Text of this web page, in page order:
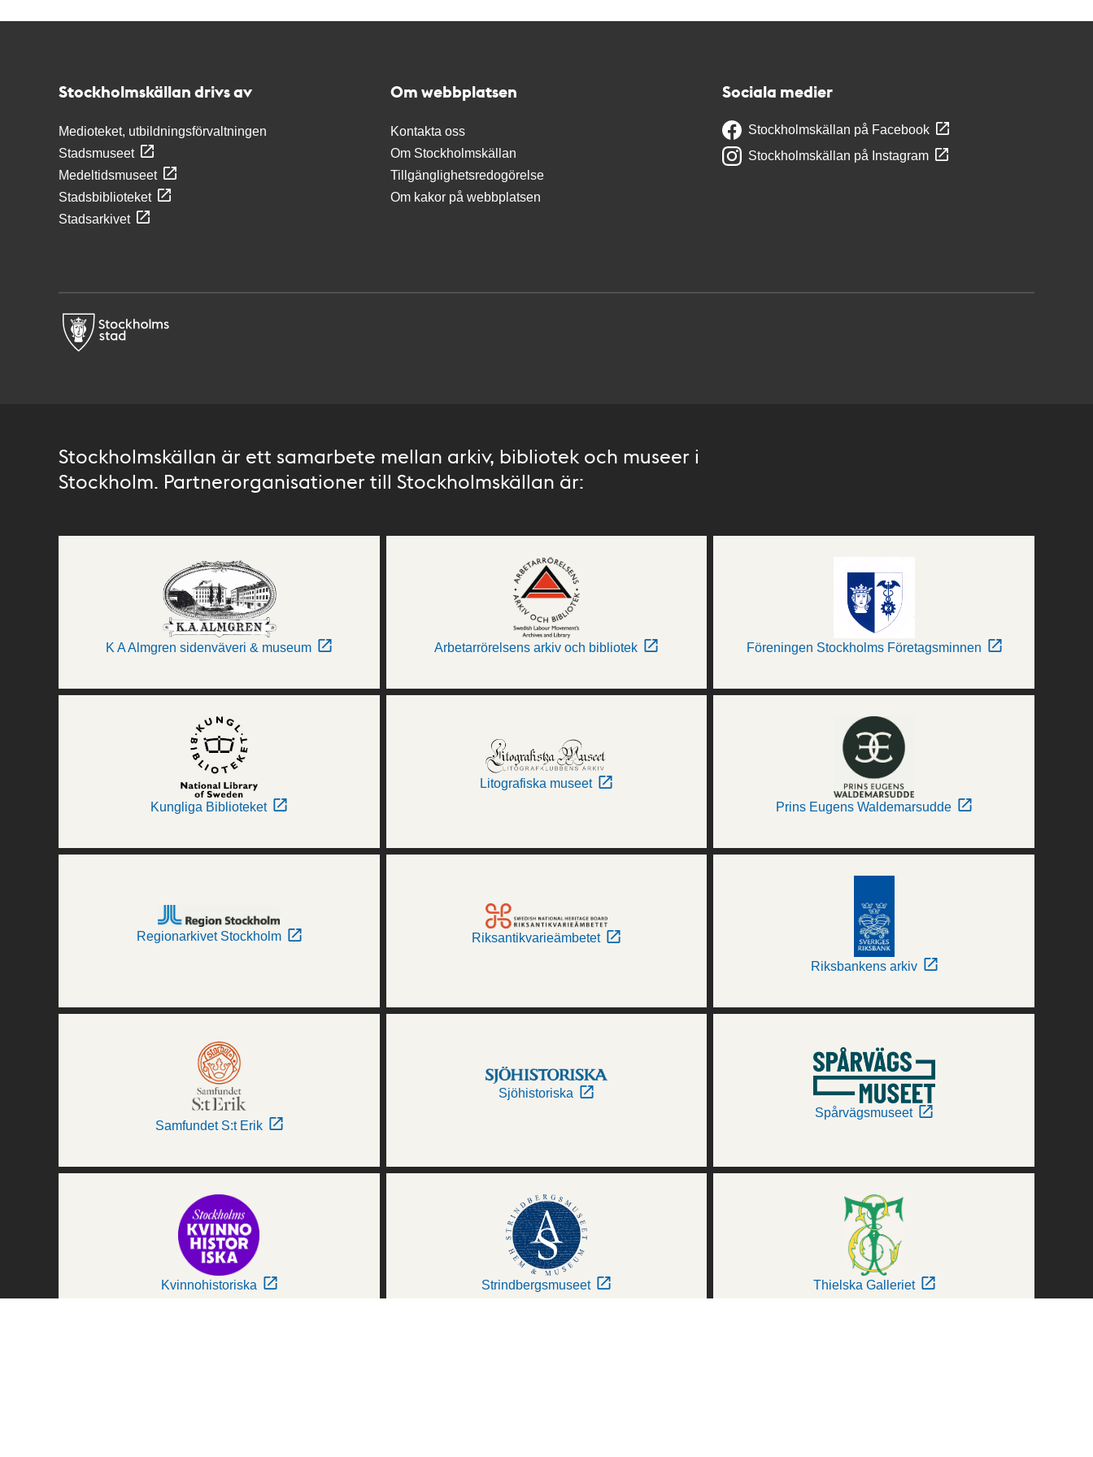
Stockholmskällan drivs av
Medioteket, utbildningsförvaltningen
Stadsmuseet
Medeltidsmuseet
Stadsbiblioteket
Stadsarkivet
Om webbplatsen
Kontakta oss
Om Stockholmskällan
Tillgänglighetsredogörelse
Om kakor på webbplatsen
Sociala medier
Stockholmskällan på Facebook
Stockholmskällan på Instagram
Stockholmskällan är ett samarbete mellan arkiv, bibliotek och museer i
Stockholm. Partnerorganisationer till Stockholmskällan är:
K A Almgren sidenväveri & museum Arbetarrörelsens arkiv och bibliotek Föreningen Stockholms Företagsminnen
Kungliga Biblioteket
Litografiska museet
Prins Eugens Waldemarsudde
Regionarkivet Stockholm Riksantikvarieämbetet
Riksbankens arkiv
Samfundet S:t Erik
Sjöhistoriska
Spårvägsmuseet
Kvinnohistoriska Strindbergsmuseet Thielska Galleriet